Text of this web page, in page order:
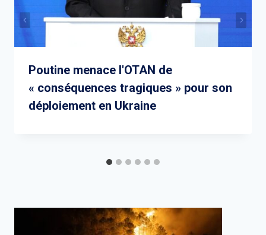
Poutine menace l'OTAN de
« conséquences tragiques » pour son
déploiement en Ukraine